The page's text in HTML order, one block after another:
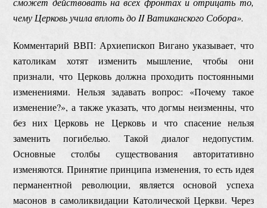
чему Церковь учила вплоть до II Ватиканского Собора».
Комментарий ВВП: Архиепископ Вигано указывает, что
католикам хотят изменить мышление, чтобы они
признали, что Церковь должна проходить постоянными
изменениями. Нельзя задавать вопрос: «Почему такое
изменение?», а также указать, что догмы неизменны, что
без них Церковь не Церковь и что спасение нельзя
заменить погибелью. Такой диалог недопустим.
Основные столбы существования авторитативно
изменяются. Принятие принципа изменения, то есть идея
перманентной революции, является основой успеха
масонов в самоликвидации Католической Церкви. Через